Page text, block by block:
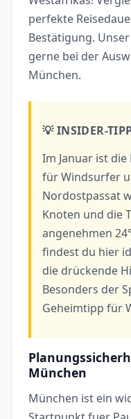
perfekte
Bestätigung.
gerne bei der
München.
💡 INSIDER-
Im Januar ist
für Windsurfer
Nordostpassat
Knoten und die
angenehmen
findest du hier
die drückende
Besonders der
Geheimtipp für
München
München ist ein